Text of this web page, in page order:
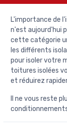
L'importance de
n'est aujourd'hui
cette catégorie
les différents
pour isoler votre
toitures isolées
et réduirez
Il ne vous reste